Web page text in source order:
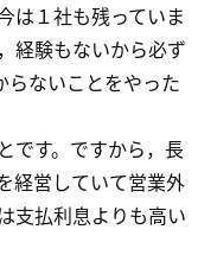
は１社も残っていま
経験もないから必ず
らないことをやった
です。ですから，長
経営していて営業外
支払利息よりも高い